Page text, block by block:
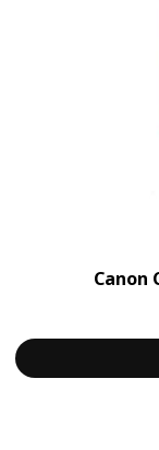
Canon